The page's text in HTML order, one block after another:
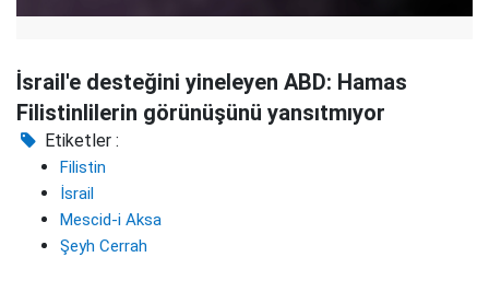
İsrail'e desteğini yineleyen ABD: Hamas
Filistinlilerin görünüşünü yansıtmıyor
Etiketler :
Filistin
İsrail
Mescid-i Aksa
Şeyh Cerrah